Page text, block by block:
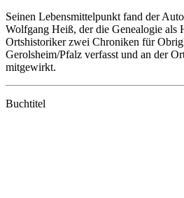
Seinen Lebensmittelpunkt fand der
Wolfgang Heiß, der die Genealogie als
Ortshistoriker zwei Chroniken für
Gerolsheim/Pfalz verfasst und an der
mitgewirkt.
Buchtitel